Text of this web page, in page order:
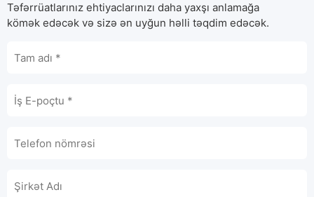
Təfərrüatlarınız ehtiyaclarınızı daha yaxşı anlamağa
kömək edəcək və sizə ən uyğun həlli təqdim edəcək.